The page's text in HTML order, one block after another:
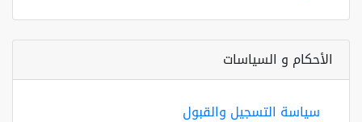
الأحكام و السياسات
سياسة التسجيل والقبول